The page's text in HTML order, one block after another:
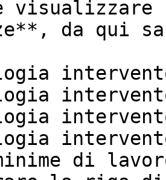
visualizzare
da qui
di